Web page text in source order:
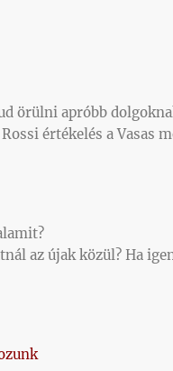
örülni apróbb
értékelés a Vasas
az újak közül? Ha